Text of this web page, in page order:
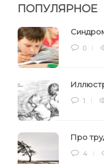
ПОПУЛЯРНОЕ
0
1
Про
4